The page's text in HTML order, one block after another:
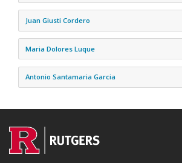
Juan Giusti Cordero
Maria Dolores Luque
Antonio Santamaria Garcia